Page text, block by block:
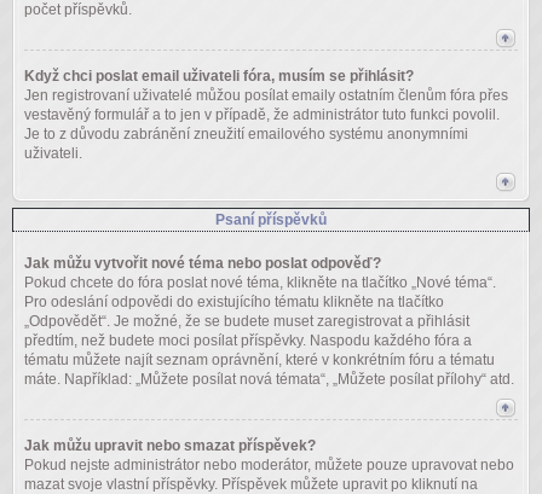
počet příspěvků.
Když chci poslat email uživateli fóra, musím se přihlásit?
Jen registrovaní uživatelé můžou posílat emaily ostatním členům fóra přes
vestavěný formulář a to jen v případě, že administrátor tuto funkci povolil.
Je to z důvodu zabránění zneužití emailového systému anonymními
uživateli.
Psaní příspěvků
Jak můžu vytvořit nové téma nebo poslat odpověď?
Pokud chcete do fóra poslat nové téma, klikněte na tlačítko „Nové téma“.
Pro odeslání odpovědi do existujícího tématu klikněte na tlačítko
„Odpovědět“. Je možné, že se budete muset zaregistrovat a přihlásit
předtím, než budete moci posílat příspěvky. Naspodu každého fóra a
tématu můžete najít seznam oprávnění, které v konkrétním fóru a tématu
máte. Například: „Můžete posílat nová témata“, „Můžete posílat přílohy“ atd.
Jak můžu upravit nebo smazat příspěvek?
Pokud nejste administrátor nebo moderátor, můžete pouze upravovat nebo
mazat svoje vlastní příspěvky. Příspěvek můžete upravit po kliknutí na